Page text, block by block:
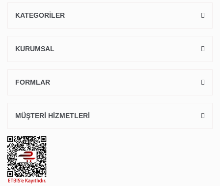
KATEGORİLER
KURUMSAL
FORMLAR
MÜŞTERİ HİZMETLERİ